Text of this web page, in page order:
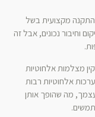
התקנה מקצועית בשל
וחיבור נכונים, אבל זה
מצלמות אלחוטיות
אלחוטיות רבות
מה שהופך אותן